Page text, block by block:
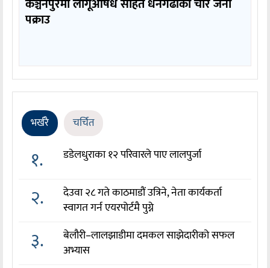
कञ्चनपुरमा लागूऔषध सहित धनगढीका चार जना
पक्राउ
भर्खरै चर्चित
१. डडेलधुराका १२ परिवारले पाए लालपुर्जा
२.
देउवा २८ गते काठमाडौं उत्रिने, नेता कार्यकर्ता
स्वागत गर्न एयरपोर्टमै पुग्ने
३.
बेलौरी–लालझाडीमा दमकल साझेदारीको सफल
अभ्यास